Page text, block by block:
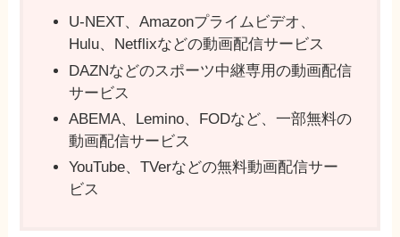
U-NEXT、Amazonプライムビデオ、
Hulu、Netflixなどの動画配信サービス
DAZNなどのスポーツ中継専用の動画配信
サービス
ABEMA、Lemino、FODなど、一部無料の
動画配信サービス
YouTube、TVerなどの無料動画配信サー
ビス